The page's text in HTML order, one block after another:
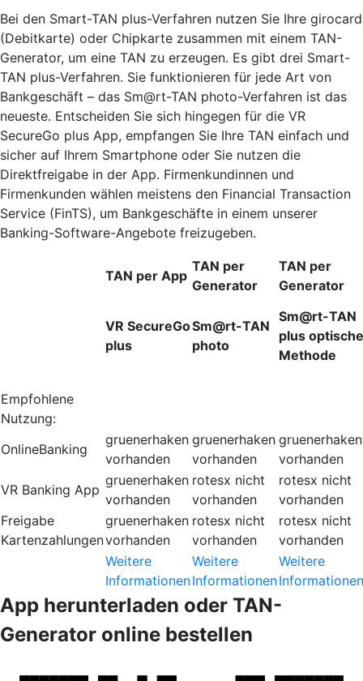
Bei den Smart-TAN plus-Verfahren nutzen Sie Ihre girocard
(Debitkarte) oder Chipkarte zusammen mit einem TAN-
Generator, um eine TAN zu erzeugen. Es gibt drei Smart-
TAN plus-Verfahren. Sie funktionieren für jede Art von
Bankgeschäft – das Sm@rt-TAN photo-Verfahren ist das
neueste. Entscheiden Sie sich hingegen für die VR
SecureGo plus App, empfangen Sie Ihre TAN einfach und
sicher auf Ihrem Smartphone oder Sie nutzen die
Direktfreigabe in der App. Firmenkundinnen und
Firmenkunden wählen meistens den Financial Transaction
Service (FinTS), um Bankgeschäfte in einem unserer
Banking-Software-Angebote freizugeben.
TAN per App
TAN per
Generator
TAN per
Generator
VR SecureGo
plus
Sm@rt-TAN
photo
Sm@rt-TAN
plus optische
Methode
Empfohlene
Nutzung:
OnlineBanking
gruenerhaken
vorhanden
gruenerhaken
vorhanden
gruenerhaken
vorhanden
VR Banking App
gruenerhaken
vorhanden
rotesx nicht
vorhanden
rotesx nicht
vorhanden
Freigabe
Kartenzahlungen
gruenerhaken
vorhanden
rotesx nicht
vorhanden
rotesx nicht
vorhanden
Weitere
Informationen
Weitere
Informationen
Weitere
Informationen
App herunterladen oder TAN-
Generator online bestellen